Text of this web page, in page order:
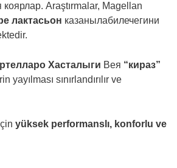
коярлар. Araştırmalar, Magellan
лактасьон казанылабилечегини
Хасталыги Вея “кираз”
sınırlandırılır ve
yüksek performanslı, konforlu ve